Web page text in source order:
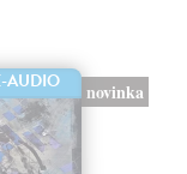
AUDIO novinka